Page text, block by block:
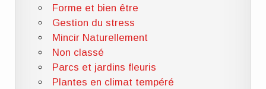
Forme et bien être
Gestion du stress
Mincir Naturellement
Non classé
Parcs et jardins fleuris
Plantes en climat tempéré